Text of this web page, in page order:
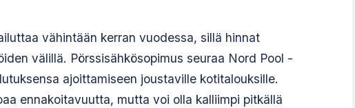
vähintään kerran vuodessa, sillä hinnat
välillä. Pörssisähkösopimus seuraa Nord Pool -
ajoittamiseen joustaville kotitalouksille.
ennakoitavuutta, mutta voi olla kalliimpi pitkällä